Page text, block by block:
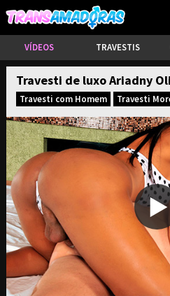
VÍDEOS TRAVESTIS
Travesti de luxo Ariadny
Travesti com Homem Travesti